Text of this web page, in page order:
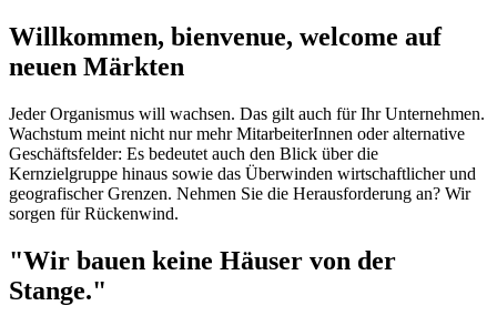
Willkommen, bienvenue, welcome auf
neuen Märkten
Jeder Organismus will wachsen. Das gilt auch für Ihr Unternehmen.
Wachstum meint nicht nur mehr MitarbeiterInnen oder alternative
Geschäftsfelder: Es bedeutet auch den Blick über die
Kernzielgruppe hinaus sowie das Überwinden wirtschaftlicher und
geografischer Grenzen. Nehmen Sie die Herausforderung an? Wir
sorgen für Rückenwind.
"Wir bauen keine Häuser von der
Stange."